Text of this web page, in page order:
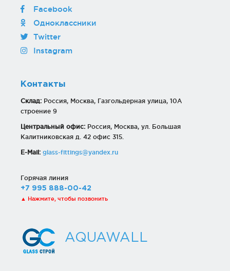
Facebook
Одноклассники
Twitter
Instagram
Контакты
Склад: Россия, Москва, Газгольдерная улица, 10А
строение 9
Центральный офис: Россия, Москва, ул. Большая
Калитниковская д. 42 офис 315.
E-Mail: glass-fittings@yandex.ru
Горячая линия
+7 995 888-00-42
▲ Нажмите, чтобы позвонить
AQUAWALL